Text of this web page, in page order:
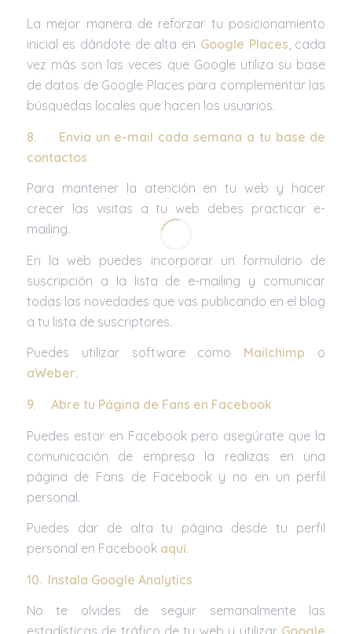
La mejor manera de reforzar tu posicionamiento
inicial es dándote de alta en Google Places, cada
vez más son las veces que Google utiliza su base
de datos de Google Places para complementar las
búsquedas locales que hacen los usuarios.
8. Envia un e-mail cada semana a tu base de
contactos
Para mantener la atención en tu web y hacer
crecer las visitas a tu web debes practicar e-
mailing.
En la web puedes incorporar un formulario de
suscripción a la lista de e-mailing y comunicar
todas las novedades que vas publicando en el blog
a tu lista de suscriptores.
Puedes utilizar software como Mailchimp o
aWeber.
9. Abre tu Página de Fans en Facebook
Puedes estar en Facebook pero asegúrate que la
comunicación de empresa la realizas en una
página de Fans de Facebook y no en un perfil
personal.
Puedes dar de alta tu página desde tu perfil
personal en Facebook aquí.
10. Instala Google Analytics
No te olvides de seguir semanalmente las